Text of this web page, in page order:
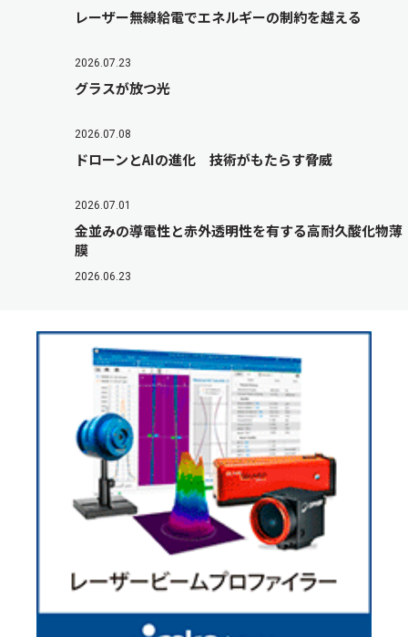
レーザー無線給電でエネルギーの制約を越える
2026.07.23
グラスが放つ光
2026.07.08
ドローンとAIの進化 技術がもたらす脅威
2026.07.01
金並みの導電性と赤外透明性を有する高耐久酸化物薄
膜
2026.06.23